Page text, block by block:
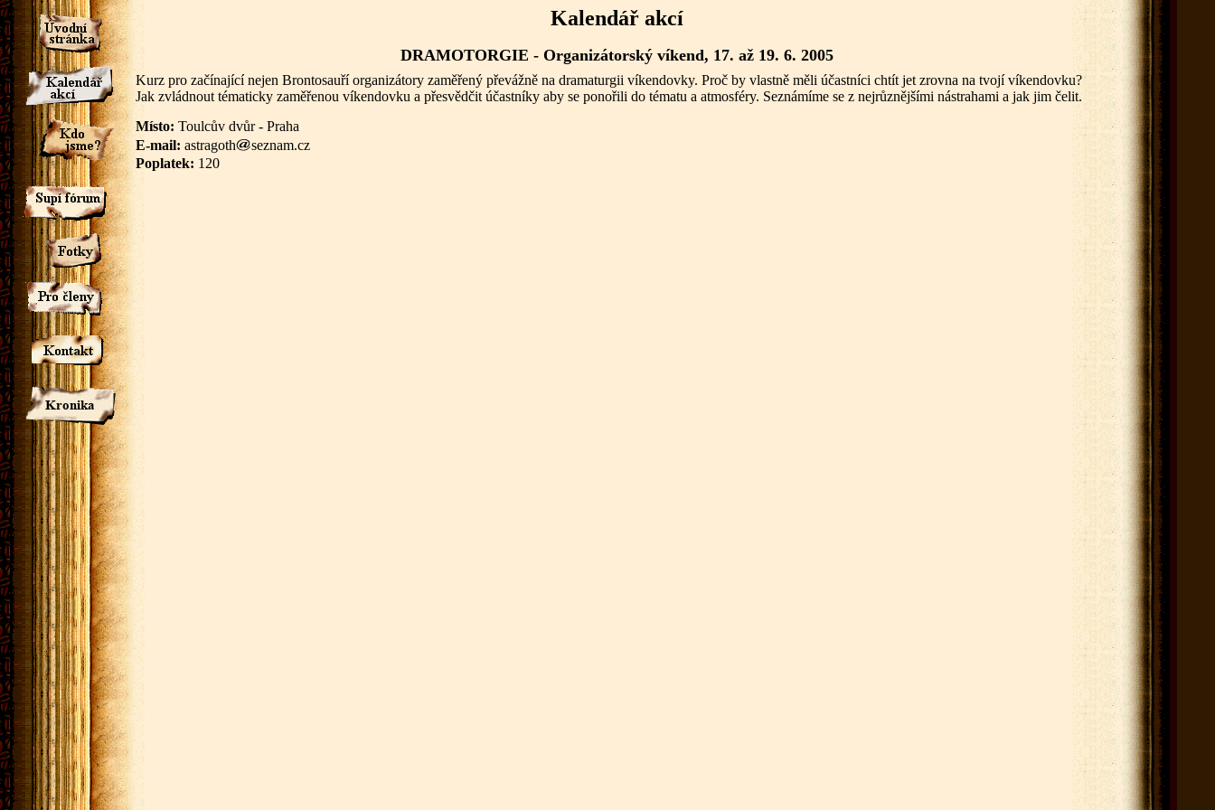
Kalendář akcí
DRAMOTORGIE - Organizátorský víkend, 17. až 19. 6. 2005
Kurz pro začínající nejen Brontosauří organizátory zaměřený převážně na dramaturgii víkendovky. Proč by vlastně měli účastníci chtít jet zrovna na tvojí víkendovku?
Jak zvládnout tématicky zaměřenou víkendovku a přesvědčit účastníky aby se ponořili do tématu a atmosféry. Seznámíme se z nejrůznějšími nástrahami a jak jim čelit.
Místo: Toulcův dvůr - Praha
E-mail: astragoth
seznam.cz
Poplatek: 120